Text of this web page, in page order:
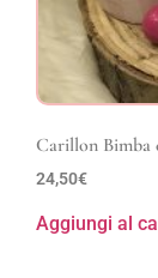
Carillon Bimba
24,50€
Aggiungi al